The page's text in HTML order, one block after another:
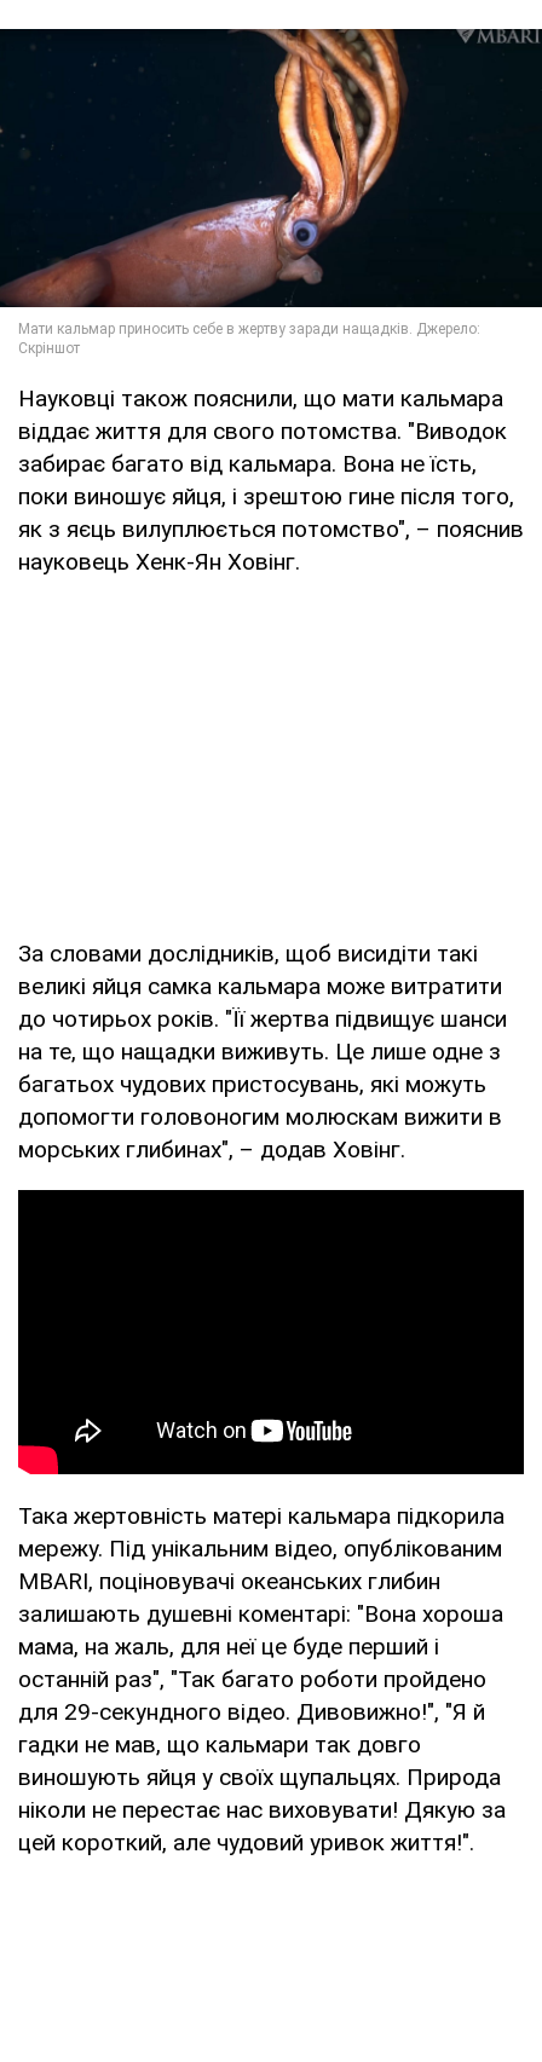
Науковці також пояснили, що мати кальмара
віддає життя для свого потомства. "Виводок
забирає багато від кальмара. Вона не їсть,
поки виношує яйця, і зрештою гине після того,
як з яєць вилуплюється потомство", – пояснив
науковець Хенк-Ян Ховінг.
За словами дослідників, щоб висидіти такі
великі яйця самка кальмара може витратити
до чотирьох років. "Її жертва підвищує шанси
на те, що нащадки виживуть. Це лише одне з
багатьох чудових пристосувань, які можуть
допомогти головоногим молюскам вижити в
морських глибинах", – додав Ховінг.
Така жертовність матері кальмара підкорила
мережу. Під унікальним відео, опублікованим
MBARI, поціновувачі океанських глибин
залишають душевні коментарі: "Вона хороша
мама, на жаль, для неї це буде перший і
останній раз", "Так багато роботи пройдено
для 29-секундного відео. Дивовижно!", "Я й
гадки не мав, що кальмари так довго
виношують яйця у своїх щупальцях. Природа
ніколи не перестає нас виховувати! Дякую за
цей короткий, але чудовий уривок життя!".